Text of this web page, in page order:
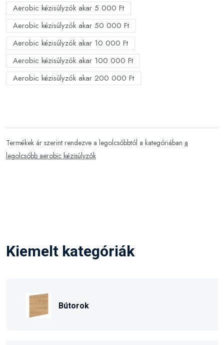
Aerobic kézisúlyzók akar 5 000 Ft
Aerobic kézisúlyzók akar 50 000 Ft
Aerobic kézisúlyzók akar 10 000 Ft
Aerobic kézisúlyzók akar 100 000 Ft
Aerobic kézisúlyzók akar 200 000 Ft
Termékek ár szerint rendezve a legolcsóbbtól a kategóriában a
legolcsóbb aerobic kézisúlyzók
Kiemelt kategóriák
Bútorok